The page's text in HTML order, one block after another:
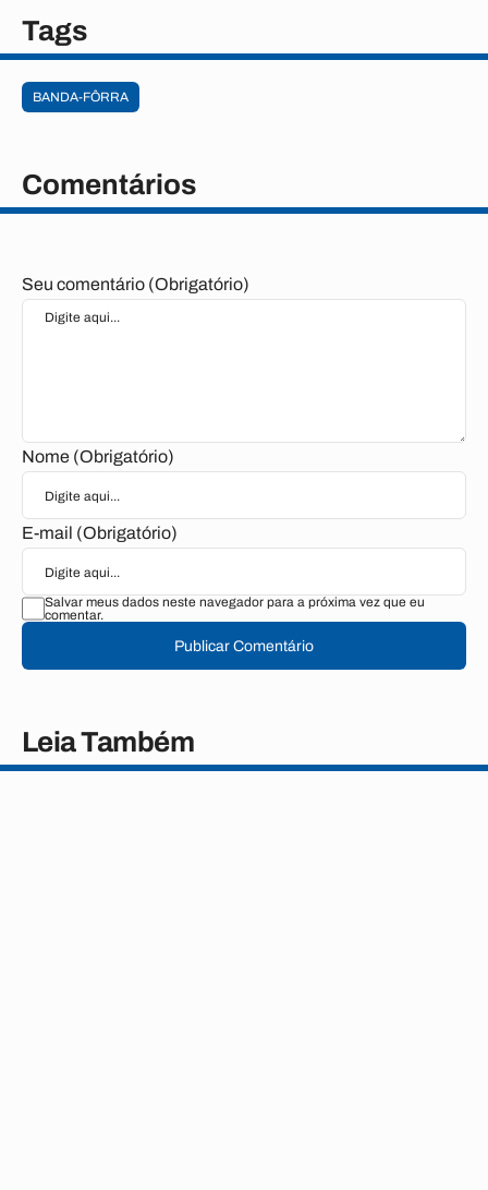
Tags
BANDA-FÔRRA
Comentários
Seu comentário (Obrigatório)
Nome (Obrigatório)
E-mail (Obrigatório)
Salvar meus dados neste navegador para a próxima vez que eu
comentar.
Publicar Comentário
Leia Também